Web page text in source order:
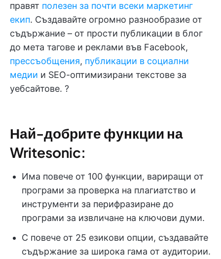
правят полезен за почти всеки маркетинг
екип. Създавайте огромно разнообразие от
съдържание – от прости публикации в блог
до мета тагове и реклами във Facebook,
прессъобщения, публикации в социални
медии и SEO-оптимизирани текстове за
уебсайтове. ?
Най-добрите функции на
Writesonic:
Има повече от 100 функции, вариращи от
програми за проверка на плагиатство и
инструменти за перифразиране до
програми за извличане на ключови думи.
С повече от 25 езикови опции, създавайте
съдържание за широка гама от аудитории.